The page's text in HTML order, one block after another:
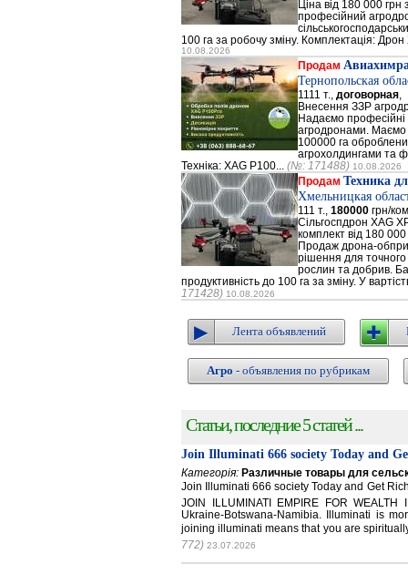
Ціна від 180 000
професійний
100 га за робочу зміну. Комплектація:
10.08.2026
Продам
Тернопольская
1111 т., договорная
Внесення ЗЗР
Надаємо професійні
агродронами. Маємо
100000 га
агрохолдингами та
Техніка: XAG P100... (№: 171488) 10.08.2026
Продам Техника
Хмельницкая
111 т., 180000 грн/
Сільгоспдрон XAG
комплект від 180 000
Продаж дрона-
рішення для точного
рослин та добрив.
продуктивність до 100 га за зміну. У
171428) 10.08.2026
Лента объявлений
Агро - объявления по рубрикам
Статьи, последние 5 статей ...
Join Illuminati 666 society Today and
Категорія: Различные товары для
Join Illuminati 666 society Today and Get
JOIN ILLUMINATI EMPIRE FOR WEALTH
Ukraine-Botswana-Namibia. Illuminati is
joining illuminati means that you are
772) 23.07.2026